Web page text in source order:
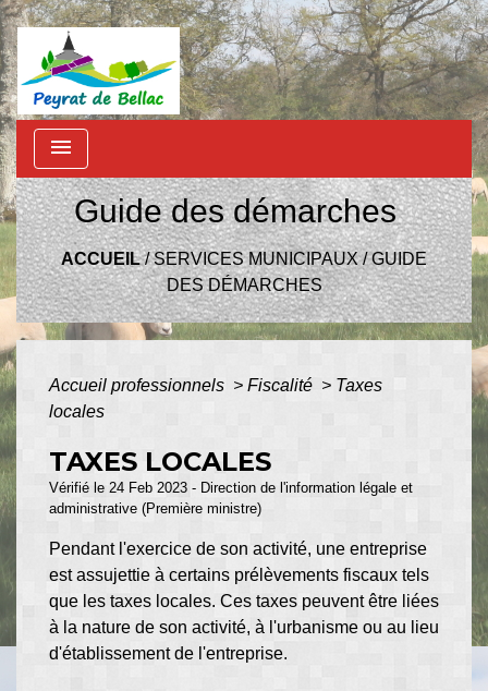
menu
Guide des démarches
ACCUEIL/SERVICES MUNICIPAUX/GUIDE
DES DÉMARCHES
Accueil professionnels > Fiscalité > Taxes
locales
TAXES LOCALES
Vérifié le 24 Feb 2023 - Direction de l'information légale et
administrative (Première ministre)
Pendant l'exercice de son activité, une entreprise
est assujettie à certains prélèvements fiscaux tels
que les taxes locales. Ces taxes peuvent être liées
à la nature de son activité, à l'urbanisme ou au lieu
d'établissement de l'entreprise.